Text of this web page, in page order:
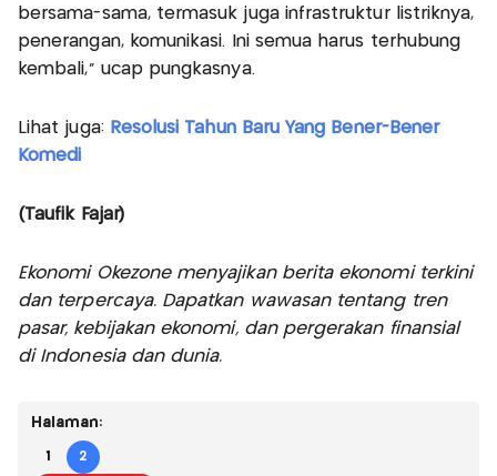
bersama-sama, termasuk juga infrastruktur listriknya,
penerangan, komunikasi. Ini semua harus terhubung
kembali,” ucap pungkasnya.
Lihat juga: Resolusi Tahun Baru Yang Bener-Bener
Komedi
(Taufik Fajar)
Ekonomi Okezone menyajikan berita ekonomi terkini
dan terpercaya. Dapatkan wawasan tentang tren
pasar, kebijakan ekonomi, dan pergerakan finansial
di Indonesia dan dunia.
Halaman:
1 2